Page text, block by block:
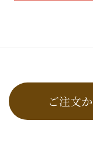
ご注文